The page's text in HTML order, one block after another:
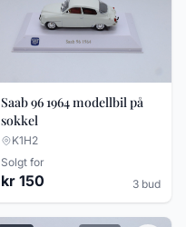
Saab 96 1964 modellbil på
sokkel
K1H2
Solgt for
kr 150 3 bud